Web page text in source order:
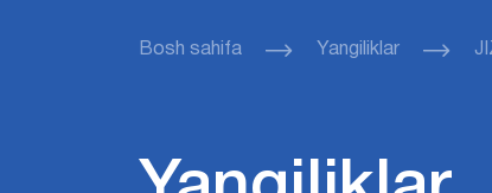
Bosh sahifa Yangiliklar